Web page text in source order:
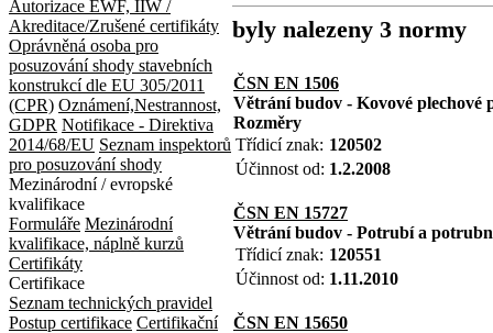
Autorizace EWF, IIW /
Akreditace/Zrušené certifikáty
Oprávněná osoba pro
posuzování shody stavebních
konstrukcí dle EU 305/2011
(CPR) Oznámení,Nestrannost,
GDPR Notifikace - Direktiva
2014/68/EU Seznam inspektorů
pro posuzování shody
Mezinárodní / evropské
kvalifikace
Formuláře Mezinárodní
kvalifikace, náplně kurzů
Certifikáty
Certifikace
Seznam technických pravidel
Postup certifikace Certifikační
byly nalezeny 3 normy
ČSN EN 1506
Větrání budov - Kovové
Rozměry
Třídicí znak: 120502
Účinnost od: 1.2.2008
ČSN EN 15727
Větrání budov - Potrubí a
Třídicí znak: 120551
Účinnost od: 1.11.2010
ČSN EN 15650